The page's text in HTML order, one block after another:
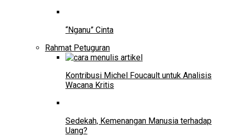
“Nganu” Cinta
Rahmat Petuguran
Kontribusi Michel Foucault untuk Analisis
Wacana Kritis
Sedekah, Kemenangan Manusia terhadap
Uang?